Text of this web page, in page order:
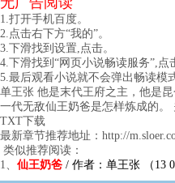
1.打开手机百度。
2.点击右下方“我的”。
3.下滑找到设置,点击。
4.下滑找到“网页小说畅读服务”,点
5.最后观看小说就不会弹出畅读模
单王张 他是末代王府之主，他是
一代无敌仙王奶爸是怎样炼成的
TXT下载
最新章节推荐地址：http://
类似推荐阅读：
1、 仙王奶爸 / 作者：单王张 （13